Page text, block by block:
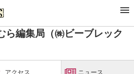
坂 de かぐらむら編集局（㈱ビーブレックス）
ら編集局（㈱ビーブレック
アクセス ニュース